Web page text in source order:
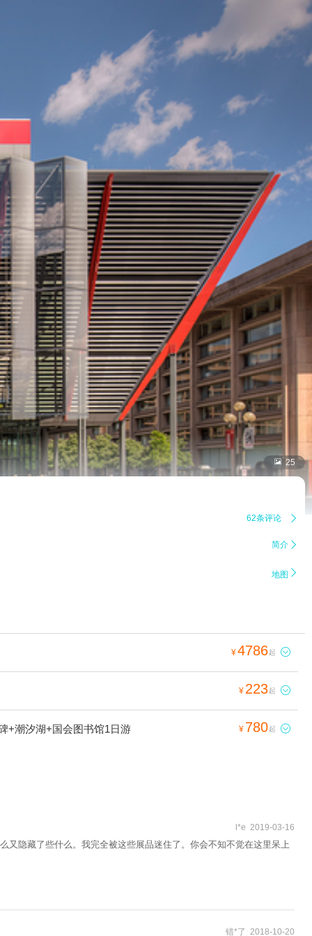
 25
62条评论 
简介 
地图 
¥4786起 
¥ 223起 
+潮汐湖+国会图书馆1日游 ¥ 780起 
l*e 2019-03-16
又隐藏了些什么。我完全被这些展品迷住了。你会不知不觉在这里呆上
错*了 2018-10-20